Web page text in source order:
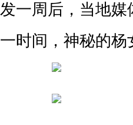
发一周后，当地
一时间，神秘的